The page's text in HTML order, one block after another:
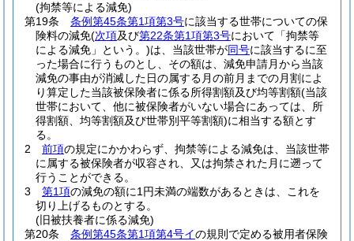
(拘禁等による減免)
第19条
条例第45条第1項第3号に該当する世帯についての保
険料の減免(次項及び第22条第1項第3号において「拘禁等
による減免」という。)は、当該世帯が同号に該当するに至
った場合に行うものとし、その額は、減免申請月から当該
減免の事由が消滅した日の属する月の前月までの月割によ
り算定した当該被保険者に係る所得割額及び均等割額(当該
世帯において、他に被保険者がいない場合にあっては、所
得割額、均等割額及び世帯別平等割額)に相当する額とす
る。
2
前項の規定にかかわらず、拘禁等による減免は、当該世帯
に属する被保険者が収容され、又は拘禁された月に遡って
行うことができる。
3
第1項の減免の額に1円未満の端数があるときは、これを
切り上げるものとする。
(旧被扶養者に係る減免)
第20条
条例第45条第1項第4号イの規則で定める被用者保険